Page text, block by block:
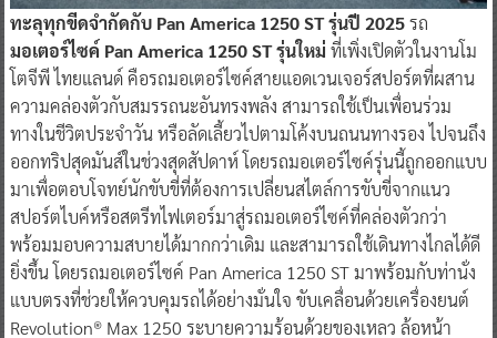
ทะลุทุกขีดจำกัดกับ Pan America 1250 ST รุ่นปี 2025รถ
มอเตอร์ไซค์ Pan America 1250 ST รุ่นใหม่ ที่เพิ่งเปิดตัวในงานโม
โตจีพี ไทยแลนด์ คือรถมอเตอร์ไซค์สายแอดเวนเจอร์สปอร์ตที่ผสาน
ความคล่องตัวกับสมรรถนะอันทรงพลัง สามารถใช้เป็นเพื่อนร่วม
ทางในชีวิตประจำวัน หรือลัดเลี้ยวไปตามโค้งบนถนนทางรอง ไปจนถึง
ออกทริปสุดมันส์ในช่วงสุดสัปดาห์ โดยรถมอเตอร์ไซค์รุ่นนี้ถูกออกแบบ
มาเพื่อตอบโจทย์นักขับขี่ที่ต้องการเปลี่ยนสไตล์การขับขี่จากแนว
สปอร์ตไบค์หรือสตรีทไฟเตอร์มาสู่รถมอเตอร์ไซค์ที่คล่องตัวกว่า
พร้อมมอบความสบายได้มากกว่าเดิม และสามารถใช้เดินทางไกลได้ดี
ยิ่งขึ้น โดยรถมอเตอร์ไซค์ Pan America 1250 ST มาพร้อมกับท่านั่ง
แบบตรงที่ช่วยให้ควบคุมรถได้อย่างมั่นใจ ขับเคลื่อนด้วยเครื่องยนต์
Revolution® Max 1250 ระบายความร้อนด้วยของเหลว ล้อหน้า